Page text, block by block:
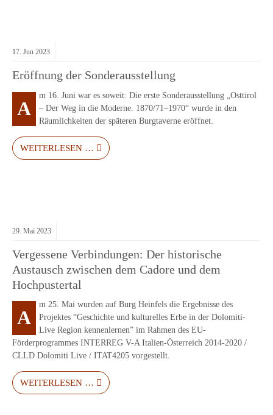
17. Jun 2023
Eröffnung der Sonderausstellung
A
m 16. Juni war es soweit: Die erste Sonderausstellung „Osttirol
– Der Weg in die Moderne. 1870/71–1970“ wurde in den
Räumlichkeiten der späteren Burgtaverne eröffnet.
WEITERLESEN …
29. Mai 2023
Vergessene Verbindungen: Der historische
Austausch zwischen dem Cadore und dem
Hochpustertal
A
m 25. Mai wurden auf Burg Heinfels die Ergebnisse des
Projektes “Geschichte und kulturelles Erbe in der Dolomiti-
Live Region kennenlernen” im Rahmen des EU-
Förderprogrammes INTERREG V-A Italien-Österreich 2014-2020 /
CLLD Dolomiti Live / ITAT4205 vorgestellt.
WEITERLESEN …